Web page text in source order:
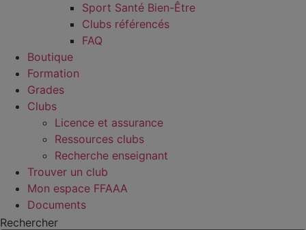
Sport Santé Bien-Être
Clubs référencés
FAQ
Boutique
Formation
Grades
Clubs
Licence et assurance
Ressources clubs
Recherche enseignant
Trouver un club
Mon espace FFAAA
Documents
Rechercher